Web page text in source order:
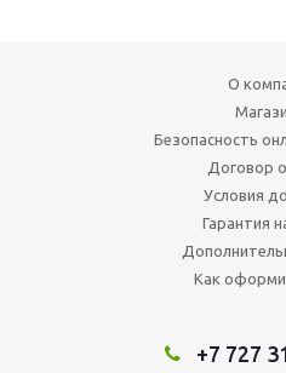
О
Безопасность
Договор
Условия
Гарантия
Как
+7 727